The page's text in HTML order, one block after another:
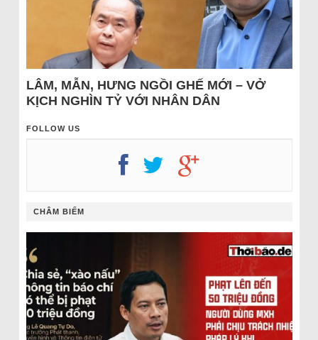
LÂM, MẪN, HƯNG NGỒI GHẾ MỚI – VỞ
KỊCH NGHÌN TỶ VỚI NHÂN DÂN
FOLLOW US
CHÂM BIẾM